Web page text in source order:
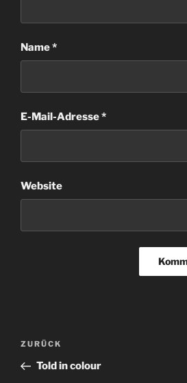
Name*
E-Mail-Adresse*
Website
Beitragsnavigation
Vorheriger
Beitrag
ZURÜCK
Told in colour